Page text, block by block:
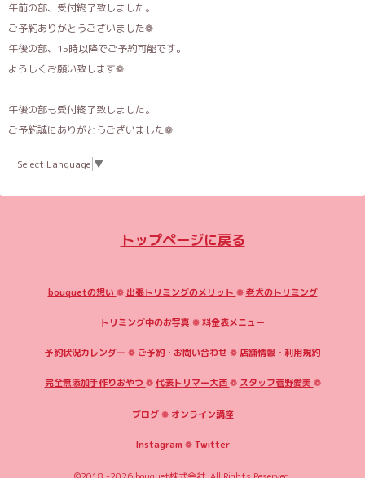
午前の部、受付終了致しました。
ご予約ありがとうございました❁
午後の部、15時以降でご予約可能です。
よろしくお願い致します❁
----------
午後の部も受付終了致しました。
ご予約誠にありがとうございました❁
Select Language ▼
トップページに戻る
bouquetの想い ❁ 出張トリミングのメリット ❁老犬のトリミング
トリミング中のお写真 ❁料金表メニュー
予約状況カレンダー ❁ ご予約・お問い合わせ ❁ 店舗情報・利用規約
完全無添加手作りおやつ ❁代表トリマー大西❁ スタッフ菅野愛美 ❁
ブログ❁ オンライン講座
Instagram ❁Twitter